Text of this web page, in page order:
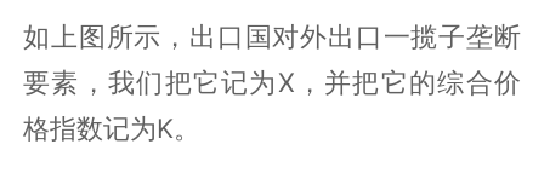
如上图所示，出口国对外出口一揽子垄断
要素，我们把它记为X，并把它的综合价
格指数记为K。